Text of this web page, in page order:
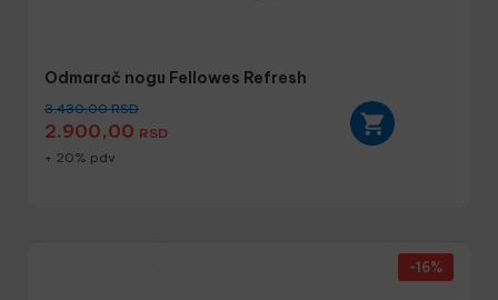
Odmarač nogu Fellowes Refresh
3.430,00RSD
2.900,00 RSD
+ 20% pdv
-16%